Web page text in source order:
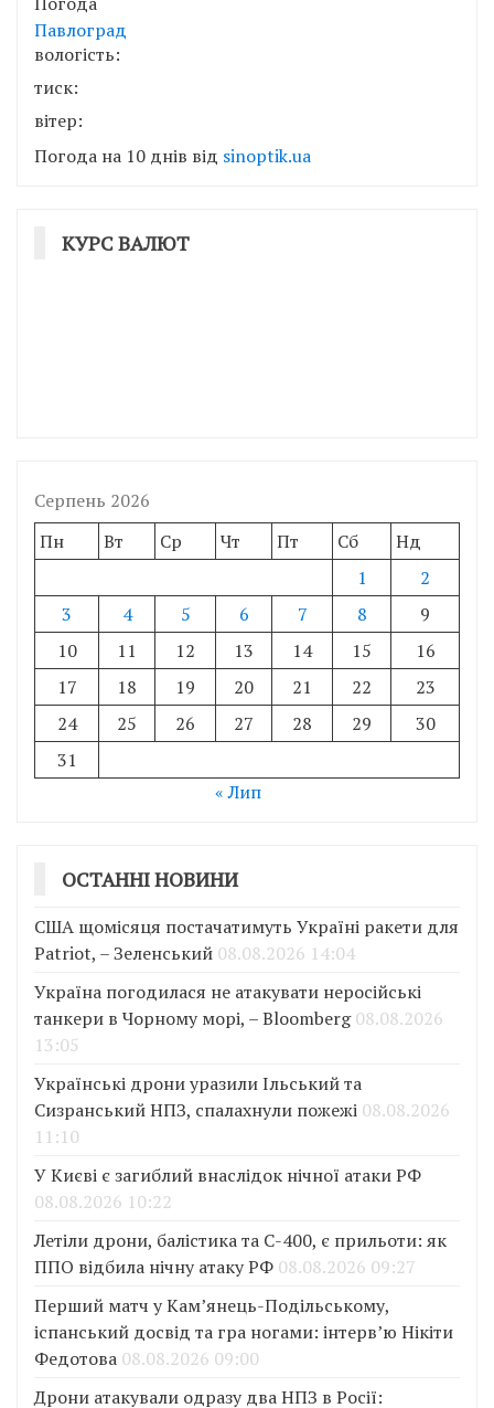
Павлоград
вологість:
тиск:
вітер:
Погода на 10 днів від sinoptik.ua
КУРС ВАЛЮТ
Серпень 2026
Пн
Вт Ср Чт Пт Сб
Нд
1
2
3
4 5 6 7 8
9
10
11 12 13 14 15
16
17
18 19 20 21 22
23
24
25 26 27 28 29
30
31
« Лип
ОСТАННІ НОВИНИ
США щомісяця постачатимуть Україні ракети для
Patriot, – Зеленський 08.08.2026 14:04
Україна погодилася не атакувати неросійські
танкери в Чорному морі, – Bloomberg 08.08.2026
13:05
Українські дрони уразили Ільський та
Сизранський НПЗ, спалахнули пожежі 08.08.2026
11:10
У Києві є загиблий внаслідок нічної атаки РФ
08.08.2026 10:22
Летіли дрони, балістика та С-400, є прильоти: як
ППО відбила нічну атаку РФ 08.08.2026 09:27
Перший матч у Кам’янець-Подільському,
іспанський досвід та гра ногами: інтерв’ю Нікіти
Федотова 08.08.2026 09:00
Дрони атакували одразу два НПЗ в Росії: